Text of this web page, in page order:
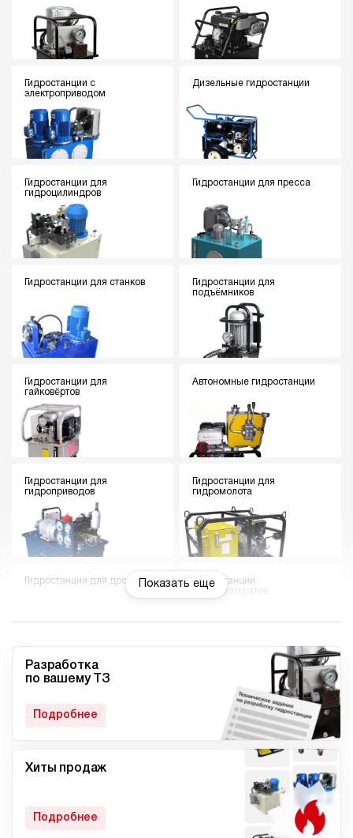
Гидростанции с
электроприводом
Дизельные гидростанции
Гидростанции для
гидроцилиндров
Гидростанции для пресса
Гидростанции для станков
Гидростанции для
подъёмников
Гидростанции для
гайковёртов
Автономные гидростанции
Гидростанции для
гидроприводов
Гидростанции для
гидромолота
Гидростанции для дровокола
Гидростанции
гидродомкратов
Гидростанции для токарного
Мини гидростанции
Компактные гидростанции
Показать еще
Разработка
по вашему ТЗ
Подробнее
Хиты продаж
Подробнее